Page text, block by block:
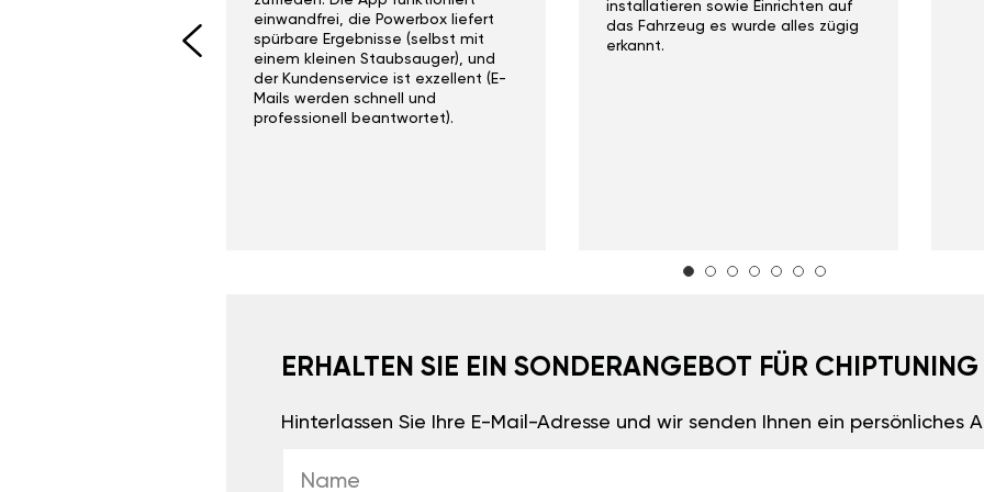
einwandfrei, die Powerbox liefert
spürbare Ergebnisse (selbst mit
einem kleinen Staubsauger), und
der Kundenservice ist exzellent (E-
Mails werden schnell und
professionell beantwortet).
installatieren sowie Einrichten auf
das Fahrzeug es wurde alles zügig
erkannt.
ERHALTEN SIE EIN SONDERANGEBOT FÜR CHIPTUNING
Hinterlassen Sie Ihre E-Mail-Adresse und wir senden Ihnen ein persönliches